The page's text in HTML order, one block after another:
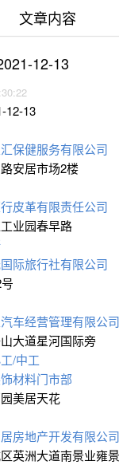
文章内容
12-13
12-13
保健服务有限公司
安居市场2楼
皮革有限责任公司
业园春早路
际旅行社有限公司
车经营管理有限公司
大道星河国际旁
/中工
材料门市部
美居天花
房地产开发有限公司
英洲大道南景业雍